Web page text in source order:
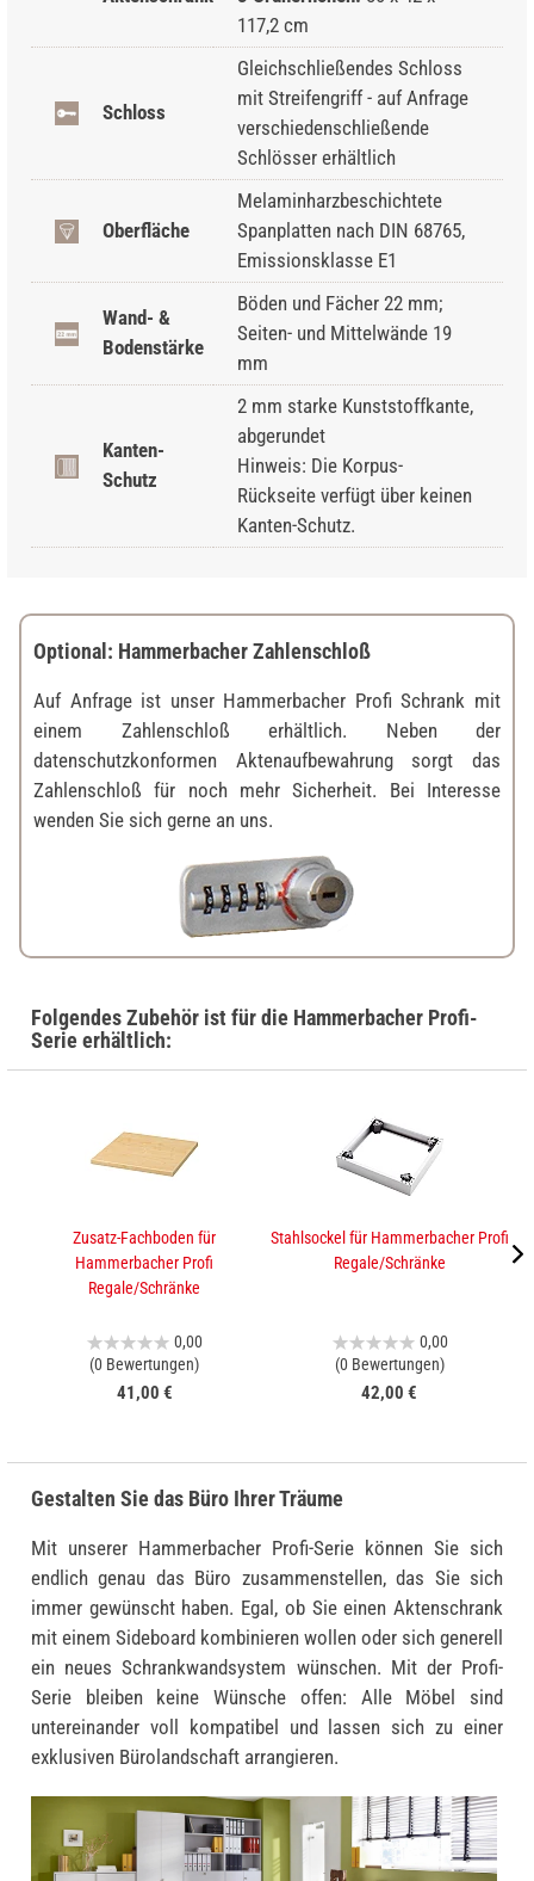
117,2 cm
Schloss
Gleichschließendes Schloss
mit Streifengriff - auf Anfrage
verschiedenschließende
Schlösser erhältlich
Oberfläche
Melaminharzbeschichtete
Spanplatten nach DIN 68765,
Emissionsklasse E1
Wand- &
Bodenstärke
Böden und Fächer 22 mm;
Seiten- und Mittelwände 19
mm
Kanten-
Schutz
2 mm starke Kunststoffkante,
abgerundet
Hinweis: Die Korpus-
Rückseite verfügt über keinen
Kanten-Schutz.
Optional: Hammerbacher Zahlenschloß
Auf Anfrage ist unser Hammerbacher Profi Schrank mit
einem Zahlenschloß erhältlich. Neben der
datenschutzkonformen Aktenaufbewahrung sorgt das
Zahlenschloß für noch mehr Sicherheit. Bei Interesse
wenden Sie sich gerne an uns.
Folgendes Zubehör ist für die Hammerbacher Profi-
Serie erhältlich:
Zusatz-Fachboden für
Hammerbacher Profi
Regale/Schränke
0,00
(0 Bewertungen)
41,00 €
Stahlsockel für Hammerbacher Profi
Regale/Schränke
0,00
(0 Bewertungen)
42,00 €
Gestalten Sie das Büro Ihrer Träume
Mit unserer Hammerbacher Profi-Serie können Sie sich
endlich genau das Büro zusammenstellen, das Sie sich
immer gewünscht haben. Egal, ob Sie einen Aktenschrank
mit einem Sideboard kombinieren wollen oder sich generell
ein neues Schrankwandsystem wünschen. Mit der Profi-
Serie bleiben keine Wünsche offen: Alle Möbel sind
untereinander voll kompatibel und lassen sich zu einer
exklusiven Bürolandschaft arrangieren.